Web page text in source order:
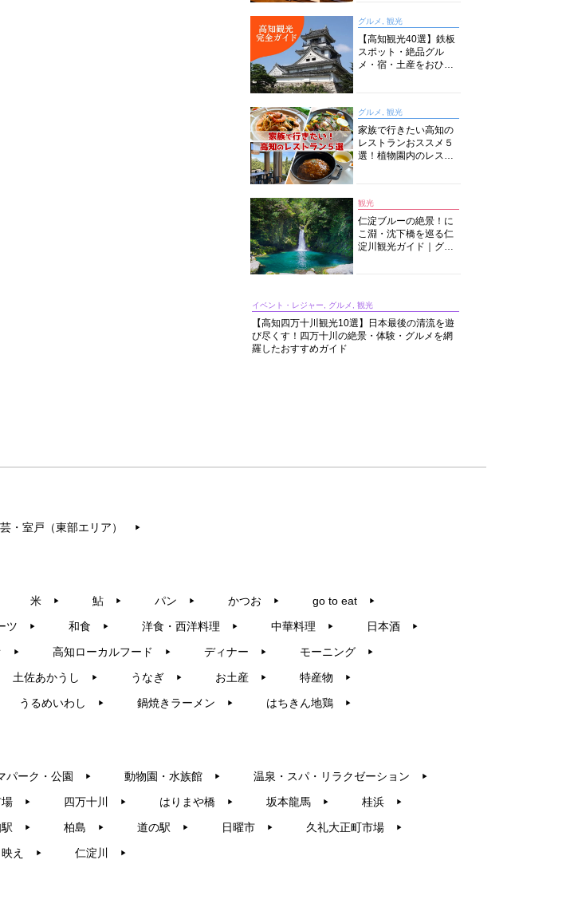
グルメ, 観光
【高知観光40選】鉄板
スポット・絶品グル
メ・宿・土産をおひと
グルメ, 観光
家族で行きたい高知の
レストランおススメ５
選！植物園内のレスト
観光
仁淀ブルーの絶景！に
こ淵・沈下橋を巡る仁
淀川観光ガイド｜グル
イベント・レジャー, グルメ, 観光
【高知四万十川観光10選】日本最後の清流を遊
び尽くす！四万十川の絶景・体験・グルメを網
羅したおすすめガイド
・室戸（東部エリア） ▶︎
米 ▶︎ 鮎 ▶︎ パン ▶︎ かつお ▶︎ go to eat ▶︎
ツ ▶︎ 和食 ▶︎ 洋食・西洋料理 ▶︎ 中華料理 ▶︎ 日本酒 ▶︎
▶︎ 高知ローカルフード ▶︎ ディナー ▶︎ モーニング ▶︎
土佐あかうし ▶︎ うなぎ ▶︎ お土産 ▶︎ 特産物 ▶︎
うるめいわし ▶︎ 鍋焼きラーメン ▶︎ はちきん地鶏 ▶︎
パーク・公園 ▶︎ 動物園・水族館 ▶︎ 温泉・スパ・リラクゼーション ▶︎
▶︎ 四万十川 ▶︎ はりまや橋 ▶︎ 坂本龍馬 ▶︎ 桂浜 ▶︎
▶︎ 柏島 ▶︎ 道の駅 ▶︎ 日曜市 ▶︎ 久礼大正町市場 ▶︎
え ▶︎ 仁淀川 ▶︎